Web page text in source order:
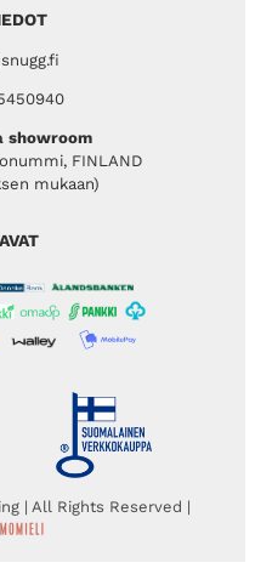
showroom
FINLAND
mukaan)
| All Rights Reserved |